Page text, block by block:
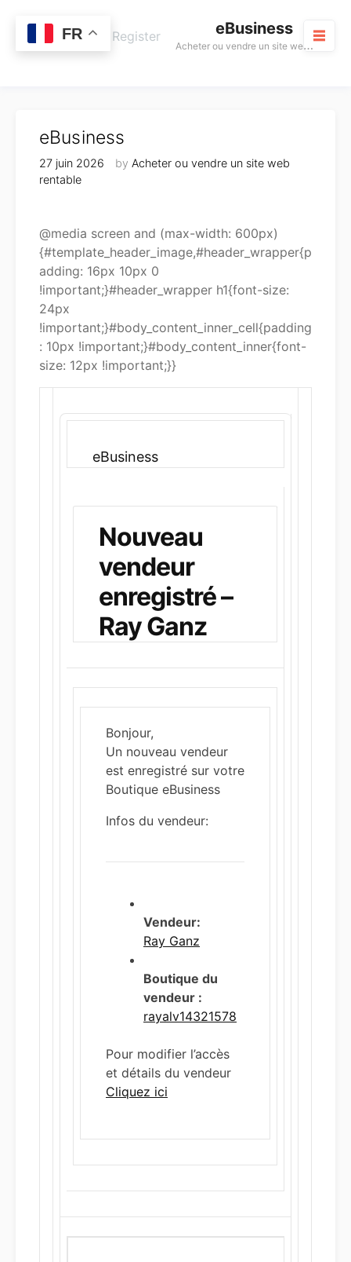
content
eBusiness
A
cheter ou vendre un site web rentable
CartLogin / Register
eBusiness
27 juin 2026 by Acheter ou vendre un site web
rentable
@media screen and (max-width: 600px)
{#template_header_image,#header_wrapper{p
adding: 16px 10px 0
!important;}#header_wrapper h1{font-size:
24px
!important;}#body_content_inner_cell{padding
: 10px !important;}#body_content_inner{font-
size: 12px !important;}}
eBusiness
Nouveau
vendeur
enregistré –
Ray Ganz
Bonjour,
Un nouveau vendeur
est enregistré sur votre
Boutique eBusiness
Infos du vendeur:
Vendeur:
Ray Ganz
Boutique du
vendeur :
rayalv14321578
Pour modifier l’accès
et détails du vendeur
Cliquez ici
FR